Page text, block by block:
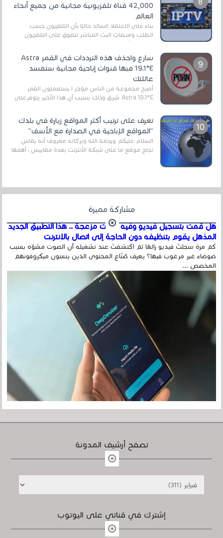
42,000 قناة تلفزيونية مجانية من جميع أنحاء
العالم
بناءً على الاعتقاد السائد حاليًا بأن التلفزيون حسب
الطلب ومنصات البث المباشر تتفوق على التلفزيون
الرقمي الأرضي التقليدي، يُعدّ IPTV-org خيار...
سارع واحذف هذه الترددات في القمر Astra
19.1°E فبها قنوات إباحية مجانية ستفسد
عائلتك
أصبح مجموعة من الناس مؤخر ا يستعملون القمر
Astra 19.1°E شرق وذلك بسبب أن هذا الأخير يتوفرعلى
تعرف على ترتيب أكثر المواقع زيارة في بلدك
"المواقع الإباحية في الصدارة مع الأسف"
السلام عليكم ورحمة الله وبركاته معروف أنه يقاس
نجاح موقع ما على شبكة الأنترنت بعدة مقاييس ، أهمها
مشاركة مميزة
هل قمت بتسجيل فيديو وفيه أصوت مزعجة .. هذا التطبيق الجديد
المذهل يقوم بتنظيفه دون الحاجة إلى اتصال بالإنترنت
كم مرة سجلتَ فيديو رائعًا ثم اكتشفتَ عند تشغيله أن الصوت مشوّه بسبب
ضوضاء غير مرغوب فيها؟ يعرف صُنّاع المحتوى الذين ينسون ميكروفونهم
المخصص ...
تصفح أرشيف المدونة
إشترك في قناتي على اليوتوب